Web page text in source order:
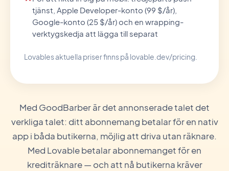
tjänst, Apple Developer-konto (99 $/år),
Google-konto (25 $/år) och en wrapping-
verktygskedja att lägga till separat
Lovables aktuella priser finns på lovable.dev/pricing.
Med GoodBarber är det annonserade talet det
verkliga talet: ditt abonnemang betalar för en nativ
app i båda butikerna, möjlig att driva utan räknare.
Med Lovable betalar abonnemanget för en
krediträknare — och att nå butikerna kräver